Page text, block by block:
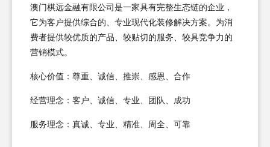
澳门棋远金融有限公司是一家具有完整生态链的企业，
它为客户提供综合的、专业现代化装修解决方案。为消
费者提供较优质的产品、较贴切的服务、较具竞争力的
营销模式。
核心价值：尊重、诚信、推崇、感恩、合作
经营理念：客户、诚信、专业、团队、成功
服务理念：真诚、专业、精准、周全、可靠